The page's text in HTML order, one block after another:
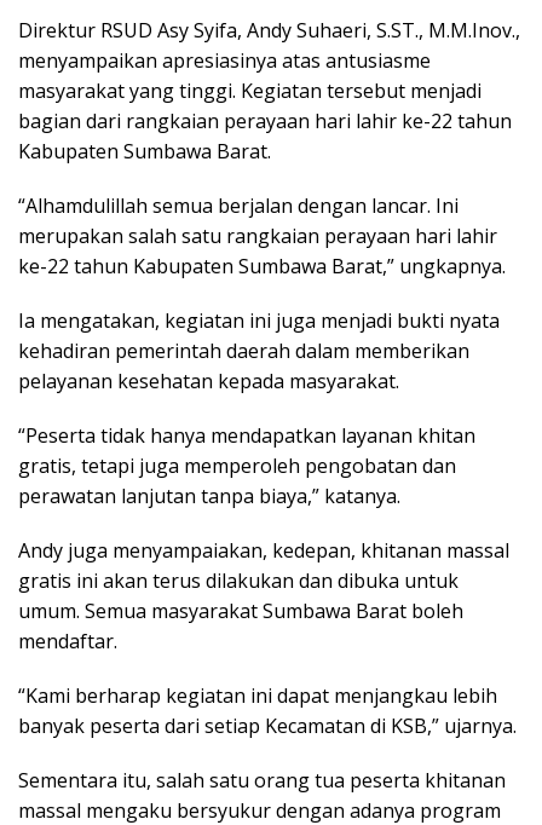
Direktur RSUD Asy Syifa, Andy Suhaeri, S.ST., M.M.Inov.,
menyampaikan apresiasinya atas antusiasme
masyarakat yang tinggi. Kegiatan tersebut menjadi
bagian dari rangkaian perayaan hari lahir ke-22 tahun
Kabupaten Sumbawa Barat.
“Alhamdulillah semua berjalan dengan lancar. Ini
merupakan salah satu rangkaian perayaan hari lahir
ke-22 tahun Kabupaten Sumbawa Barat,” ungkapnya.
Ia mengatakan, kegiatan ini juga menjadi bukti nyata
kehadiran pemerintah daerah dalam memberikan
pelayanan kesehatan kepada masyarakat.
“Peserta tidak hanya mendapatkan layanan khitan
gratis, tetapi juga memperoleh pengobatan dan
perawatan lanjutan tanpa biaya,” katanya.
Andy juga menyampaiakan, kedepan, khitanan massal
gratis ini akan terus dilakukan dan dibuka untuk
umum. Semua masyarakat Sumbawa Barat boleh
mendaftar.
“Kami berharap kegiatan ini dapat menjangkau lebih
banyak peserta dari setiap Kecamatan di KSB,” ujarnya.
Sementara itu, salah satu orang tua peserta khitanan
massal mengaku bersyukur dengan adanya program